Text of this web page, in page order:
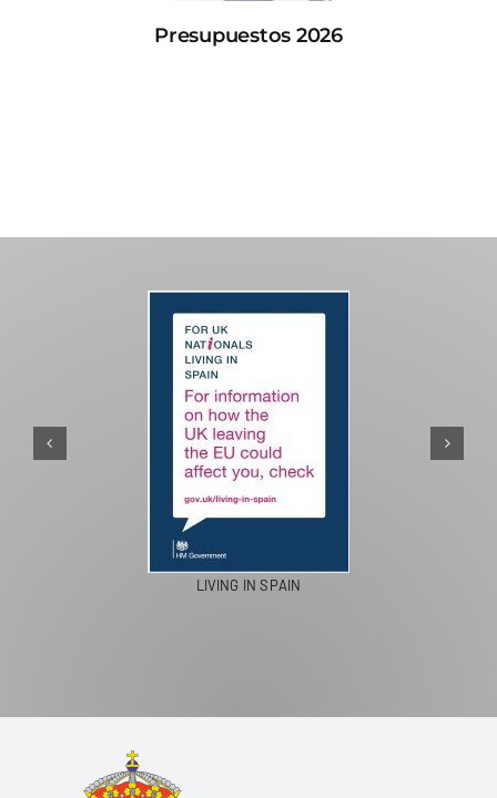
Presupuestos 2026
LIVING IN SPAIN